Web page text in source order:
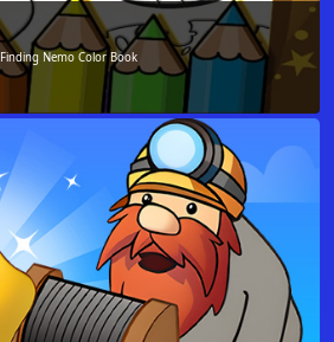
Finding Nemo Color Book